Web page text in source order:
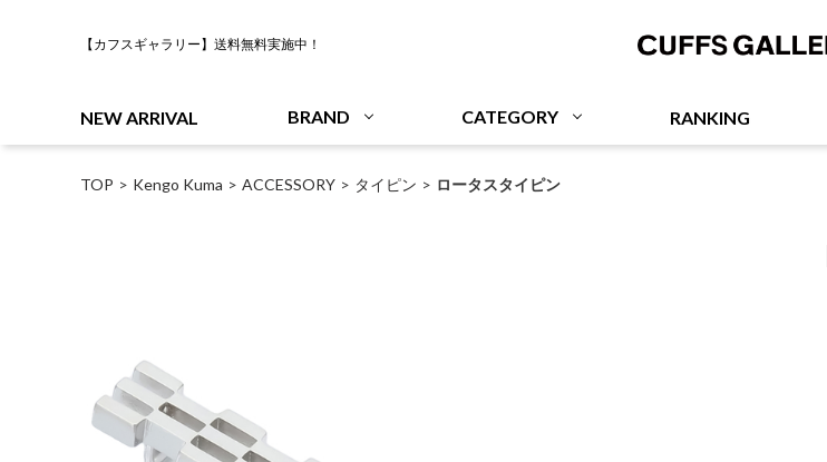
【カフスギャラリー】送料無料実施中！
NEW ARRIVAL BRAND CATEGORY RANKING
TOP Kengo Kuma ACCESSORY タイピン ロータスタイピン